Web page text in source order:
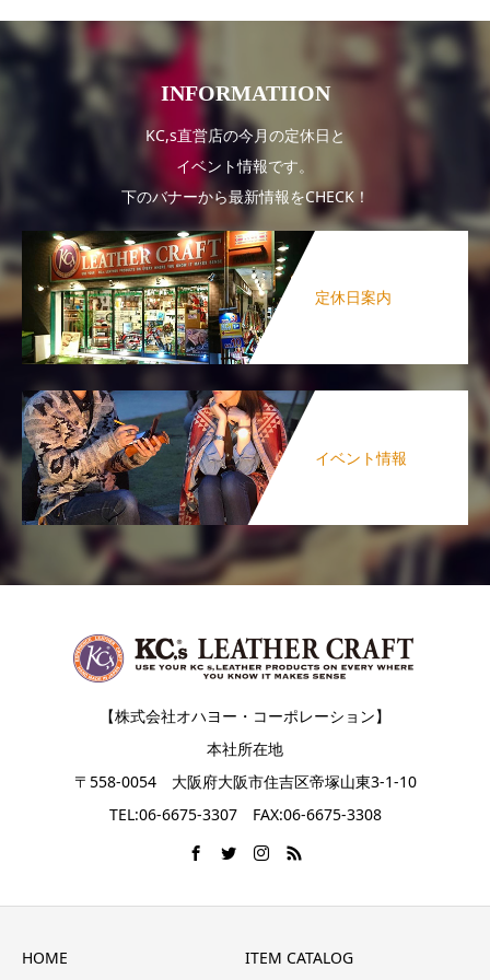
INFORMATIION
KC,s直営店の今月の定休日と
イベント情報です。
下のバナーから最新情報をCHECK！
定休日案内
イベント情報
【株式会社オハヨー・コーポレーション】
本社所在地
〒558-0054 大阪府大阪市住吉区帝塚山東3-1-10
TEL:06-6675-3307 FAX:06-6675-3308
HOME ITEM CATALOG